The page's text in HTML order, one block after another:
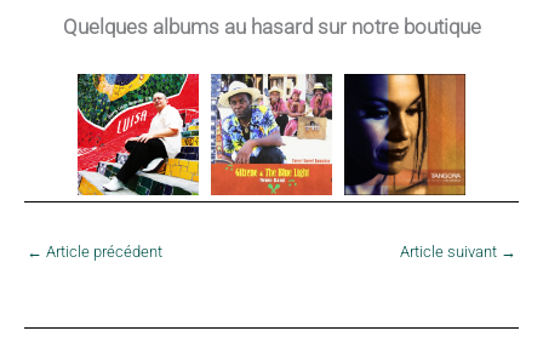
Quelques albums au hasard sur notre boutique
← Article précédent Article suivant →